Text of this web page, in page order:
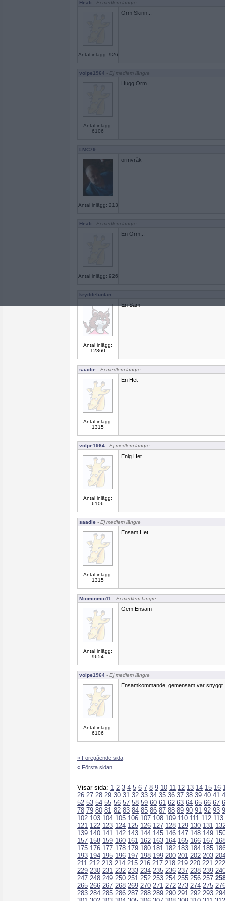
Heali - Ej medlem längre
Antal inlägg: 926
Orm Skinn...
volpe1964 - Ej medlem längre
Antal inlägg:
6106
Hugg Orm
LMC79
Antal inlägg: 213
ormvråk
Heali - Ej medlem längre
Antal inlägg: 926
En Orm...
kryddeluntan
Antal inlägg:
12360
En Sam
saadie - Ej medlem längre
Antal inlägg:
1315
En Het
volpe1964 - Ej medlem längre
Antal inlägg:
6106
Enig Het
saadie - Ej medlem längre
Antal inlägg:
1315
Ensam Het
Miominmio11 - Ej medlem längre
Antal inlägg:
9654
Gem Ensam
volpe1964 - Ej medlem längre
Antal inlägg:
6106
Ensamkommande, gemensam var snyggt.
« Föregående sida
« Första sidan
Visar sida: 1 2 3 4 5 6 7 8 9 10 11 12 13 14 15 16
26 27 28 29 30 31 32 33 34 35 36 37 38 39 40 41
52 53 54 55 56 57 58 59 60 61 62 63 64 65 66 67
78 79 80 81 82 83 84 85 86 87 88 89 90 91 92 93
102 103 104 105 106 107 108 109 110 111 112 113
121 122 123 124 125 126 127 128 129 130 131
139 140 141 142 143 144 145 146 147 148 149
157 158 159 160 161 162 163 164 165 166 167
175 176 177 178 179 180 181 182 183 184 185
193 194 195 196 197 198 199 200 201 202 203
211 212 213 214 215 216 217 218 219 220 221 222
229 230 231 232 233 234 235 236 237 238 239
247 248 249 250 251 252 253 254 255 256 257
265 266 267 268 269 270 271 272 273 274 275
283 284 285 286 287 288 289 290 291 292 293